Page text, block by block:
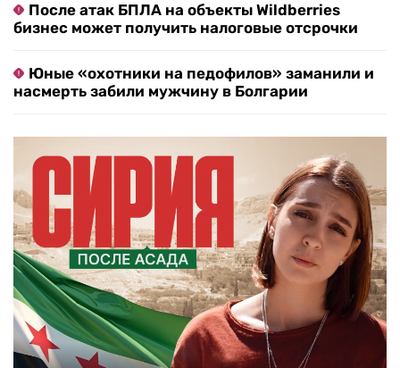
После атак БПЛА на объекты Wildberries
бизнес может получить налоговые отсрочки
Юные «охотники на педофилов» заманили и
насмерть забили мужчину в Болгарии